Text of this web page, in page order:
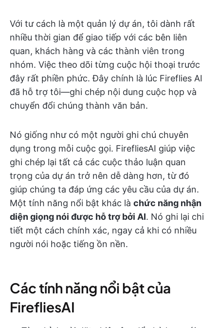
Với tư cách là một quản lý dự án, tôi dành rất
nhiều thời gian để giao tiếp với các bên liên
quan, khách hàng và các thành viên trong
nhóm. Việc theo dõi từng cuộc hội thoại trước
đây rất phiền phức. Đây chính là lúc Fireflies AI
đã hỗ trợ tôi—ghi chép nội dung cuộc họp và
chuyển đổi chúng thành văn bản.
Nó giống như có một người ghi chú chuyên
dụng trong mỗi cuộc gọi. FirefliesAI giúp việc
ghi chép lại tất cả các cuộc thảo luận quan
trọng của dự án trở nên dễ dàng hơn, từ đó
giúp chúng ta đáp ứng các yêu cầu của dự án.
Một tính năng nổi bật khác là chức năng nhận
diện giọng nói được hỗ trợ bởi AI. Nó ghi lại chi
tiết một cách chính xác, ngay cả khi có nhiều
người nói hoặc tiếng ồn nền.
Các tính năng nổi bật của
FirefliesAI